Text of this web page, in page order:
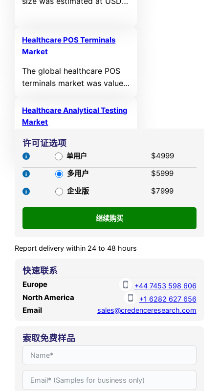
It is anticipated to reach
6.76% during the forecast
period.
11,601.47 million by 2032,
growing at a CAGR of 8.94%
Healthcare POS Terminals
Market
The global healthcare POS
terminals market was valued
2024 and is projected to
reach USD 35,840.49 million
compound annual growth
rate (CAGR) of 10.42%
during the forecast period,
according to Credence
Research.
Healthcare Analytical Testing
Market
The global healthcare
analytical testing market
was valued at USD 8,183
million in 2024 and is
projected to reach USD
expanding at a compound
annual growth rate (CAGR)
period,
许可证选项
单用户
$4999
多用户
$5999
企业版
$7999
Report delivery within 24 to 48 hours
快速联系
Europe +44 7453 598 606
North America +1 6282 627 656
Email sales@credenceresearch.com
索取免费样品